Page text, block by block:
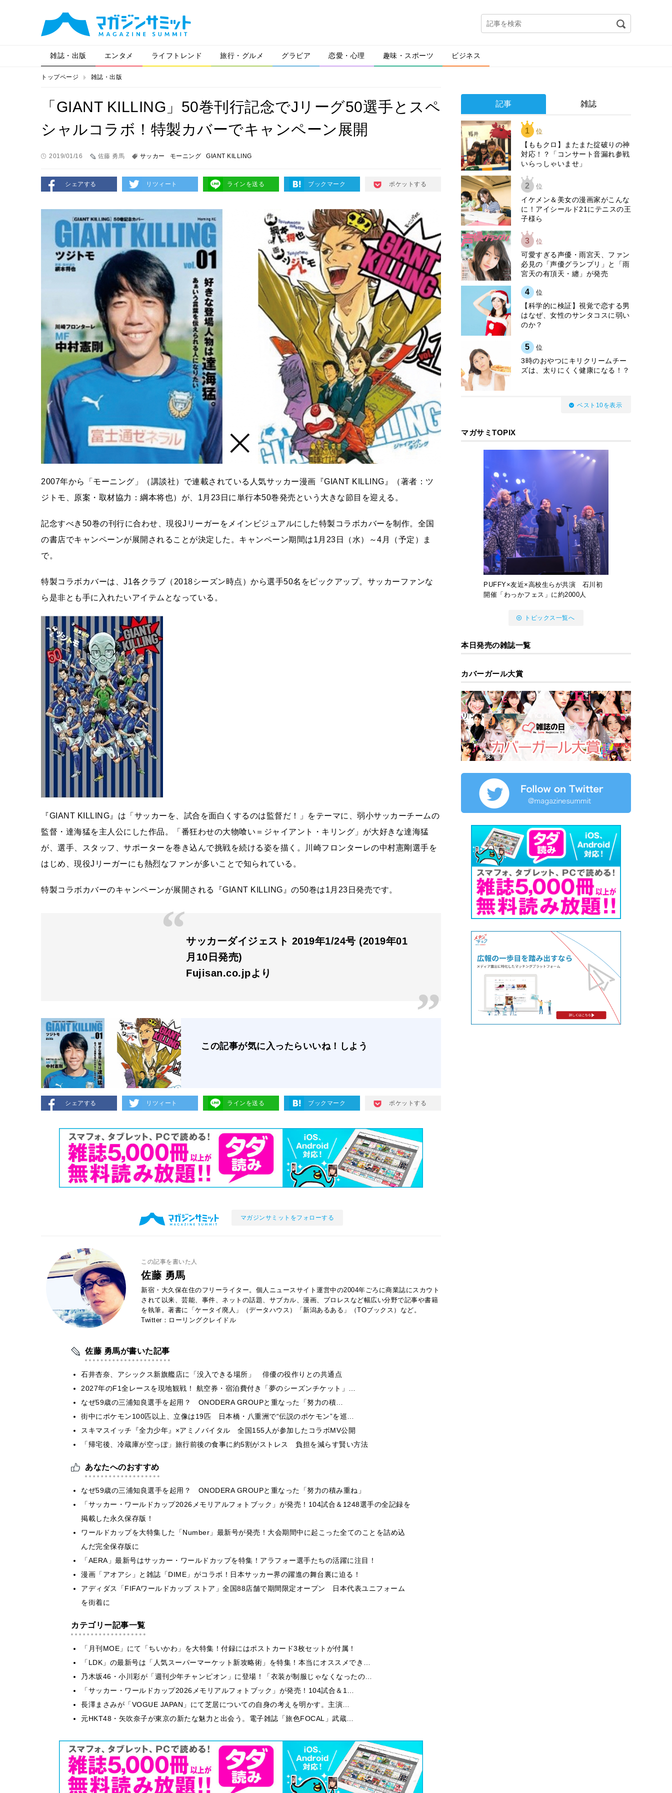
雑誌・出版 エンタメ ライフトレンド 旅行・グルメ グラビア 恋愛・心理 趣味・スポーツ ビジネス
トップページ 雑誌・出版
「GIANT KILLING」50巻刊行記念でJリーグ50選手とスペ
シャルコラボ！特製カバーでキャンペーン展開
2019/01/16 佐藤 勇馬 サッカー モーニング GIANT KILLING
シェアする リツィート ラインを送る ブックマーク ポケットする
2007年から「モーニング」（講談社）で連載されている人気サッカー漫画『GIANT KILLING』（著者：ツ
ジトモ、原案・取材協力：綱本将也）が、1月23日に単行本50巻発売という大きな節目を迎える。
記念すべき50巻の刊行に合わせ、現役Jリーガーをメインビジュアルにした特製コラボカバーを制作。全国
の書店でキャンペーンが展開されることが決定した。キャンペーン期間は1月23日（水）～4月（予定）ま
で。
特製コラボカバーは、J1各クラブ（2018シーズン時点）から選手50名をピックアップ。サッカーファンな
ら是非とも手に入れたいアイテムとなっている。
『GIANT KILLING』は「サッカーを、試合を面白くするのは監督だ！」をテーマに、弱小サッカーチームの
監督・達海猛を主人公にした作品。「番狂わせの大物喰い＝ジャイアント・キリング」が大好きな達海猛
が、選手、スタッフ、サポーターを巻き込んで挑戦を続ける姿を描く。川崎フロンターレの中村憲剛選手を
はじめ、現役Jリーガーにも熱烈なファンが多いことで知られている。
特製コラボカバーのキャンペーンが展開される『GIANT KILLING』の50巻は1月23日発売です。
サッカーダイジェスト 2019年1/24号 (2019年01
月10日発売)
Fujisan.co.jpより
この記事が気に入ったらいいね！しよう
シェアする リツィート ラインを送る ブックマーク ポケットする
マガジンサミットをフォローする
この記事を書いた人
佐藤 勇馬
新宿・大久保在住のフリーライター。個人ニュースサイト運営中の2004年ごろに商業誌にスカウト
されて以来、芸能、事件、ネットの話題、サブカル、漫画、プロレスなど幅広い分野で記事や書籍
を執筆。著書に「ケータイ廃人」（データハウス）「新潟あるある」（TOブックス）など。
Twitter：ローリングクレイドル
佐藤 勇馬が書いた記事
石井杏奈、アシックス新旗艦店に「没入できる場所」 俳優の役作りとの共通点
2027年のF1全レースを現地観戦！ 航空券・宿泊費付き「夢のシーズンチケット」…
なぜ59歳の三浦知良選手を起用？ ONODERA GROUPと重なった「努力の積…
街中にポケモン100匹以上、立像は19匹 日本橋・八重洲で“伝説のポケモン”を巡…
スキマスイッチ『全力少年』×アミノバイタル 全国155人が参加したコラボMV公開
「帰宅後、冷蔵庫が空っぽ」旅行前後の食事に約5割がストレス 負担を減らす賢い方法
あなたへのおすすめ
なぜ59歳の三浦知良選手を起用？ ONODERA GROUPと重なった「努力の積み重ね」
「サッカー・ワールドカップ2026メモリアルフォトブック」が発売！104試合＆1248選手の全記録を
掲載した永久保存版！
ワールドカップを大特集した「Number」最新号が発売！大会期間中に起こった全てのことを詰め込
んだ完全保存版に
「AERA」最新号はサッカー・ワールドカップを特集！アラフォー選手たちの活躍に注目！
漫画「アオアシ」と雑誌「DIME」がコラボ！日本サッカー界の躍進の舞台裏に迫る！
アディダス「FIFAワールドカップ ストア」全国88店舗で期間限定オープン 日本代表ユニフォーム
を街着に
カテゴリー記事一覧
「月刊MOE」にて「ちいかわ」を大特集！付録にはポストカード3枚セットが付属！
「LDK」の最新号は「人気スーパーマーケット新攻略術」を特集！本当にオススメでき…
乃木坂46・小川彩が「週刊少年チャンピオン」に登場！「衣装が制服じゃなくなったの…
「サッカー・ワールドカップ2026メモリアルフォトブック」が発売！104試合＆1…
長澤まさみが「VOGUE JAPAN」にて芝居についての自身の考えを明かす。主演…
元HKT48・矢吹奈子が東京の新たな魅力と出会う。電子雑誌「旅色FOCAL」武蔵…
記事 雑誌
1 位
【ももクロ】またまた掟破りの神
対応！？「コンサート音漏れ参戦
いらっしゃいませ」
2 位
イケメン＆美女の漫画家がこんな
に！アイシールド21にテニスの王
子様ら
3 位
可愛すぎる声優・雨宮天、ファン
必見の「声優グランプリ」と「雨
宮天の有頂天・纏」が発売
4 位
【科学的に検証】視覚で恋する男
はなぜ、女性のサンタコスに弱い
のか？
5 位
3時のおやつにキリクリームチー
ズは、太りにくく健康になる！？
ベスト10を表示
マガサミTOPIX
PUFFY×友近×高校生らが共演 石川初
開催「わっかフェス」に約2000人
トピックス一覧へ
本日発売の雑誌一覧
カバーガール大賞